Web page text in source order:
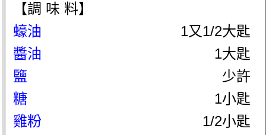
【調 味 料】
蠔油
1又1/2大匙
醬油
1大匙
鹽
少許
糖
1小匙
雞粉
1/2小匙